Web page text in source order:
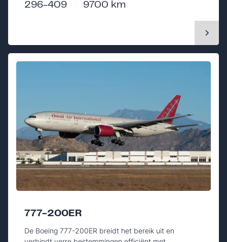
296-409
9700 km
777-200ER
De Boeing 777-200ER breidt het bereik uit en